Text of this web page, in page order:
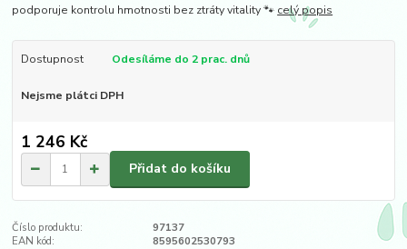
podporuje kontrolu hmotnosti bez ztráty vitality 🐾 celý popis
Dostupnost Odesíláme do 2 prac. dnů
Nejsme plátci DPH
1 246 Kč
Přidat do košíku
Číslo produktu:
97137
EAN kód:
8595602530793